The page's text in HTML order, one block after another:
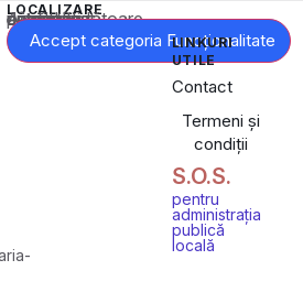
LOCALIZARE
Acest conținut este blocat până când acceptați categoria corespunzătoare de cookie-uri.
Accept categoria Funcționalitate
LINKURI
UTILE
Contact
Termeni și
condiții
S.O.S.
pentru
administrația
publică
locală